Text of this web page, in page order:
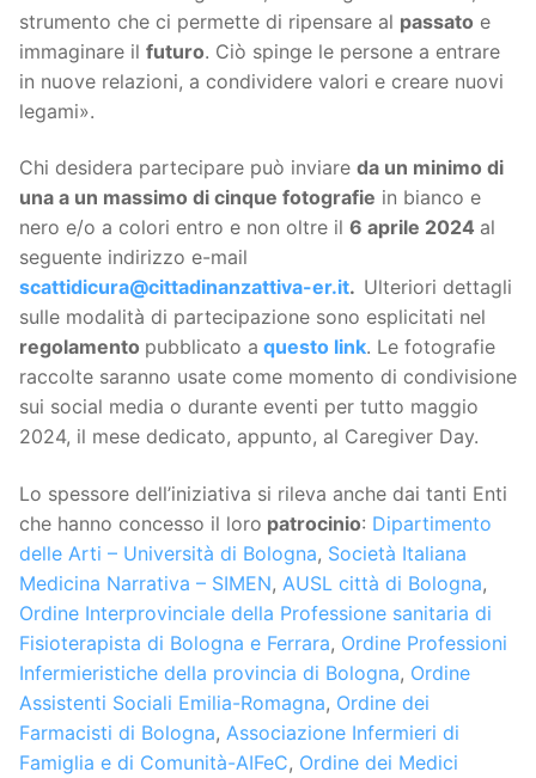
strumento che ci permette di ripensare al passato e
immaginare il futuro. Ciò spinge le persone a entrare
in nuove relazioni, a condividere valori e creare nuovi
legami».
Chi desidera partecipare può inviare da un minimo di
una a un massimo di cinque fotografie in bianco e
nero e/o a colori entro e non oltre il 6 aprile 2024 al
seguente indirizzo e-mail
scattidicura@cittadinanzattiva-er.it. Ulteriori dettagli
sulle modalità di partecipazione sono esplicitati nel
regolamento pubblicato a questo link. Le fotografie
raccolte saranno usate come momento di condivisione
sui social media o durante eventi per tutto maggio
2024, il mese dedicato, appunto, al Caregiver Day.
Lo spessore dell’iniziativa si rileva anche dai tanti Enti
che hanno concesso il loro patrocinio: Dipartimento
delle Arti – Università di Bologna, Società Italiana
Medicina Narrativa – SIMEN, AUSL città di Bologna,
Ordine Interprovinciale della Professione sanitaria di
Fisioterapista di Bologna e Ferrara, Ordine Professioni
Infermieristiche della provincia di Bologna, Ordine
Assistenti Sociali Emilia-Romagna, Ordine dei
Farmacisti di Bologna, Associazione Infermieri di
Famiglia e di Comunità-AIFeC, Ordine dei Medici